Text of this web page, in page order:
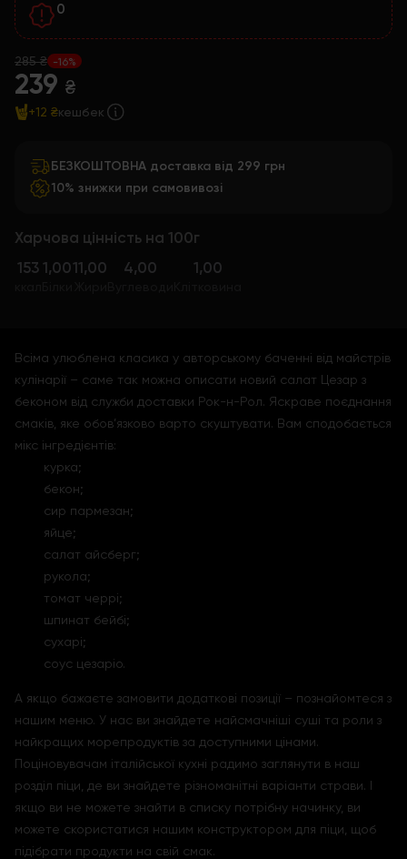
0
285 ₴ -16%
239 ₴
+12 ₴кешбек
БЕЗКОШТОВНА доставка від 299 грн
10% знижки при самовивозі
Харчова цінність на 100г
153 1,0011,00 4,00 1,00
Всіма улюблена класика у авторському баченні від майстрів
кулінарії – саме так можна описати новий салат Цезар з
беконом від служби доставки Рок-н-Рол. Яскраве поєднання
смаків, яке обов’язково варто скуштувати. Вам сподобається
мікс інгредієнтів:
курка;
бекон;
сир пармезан;
яйце;
салат айсберг;
рукола;
томат черрі;
шпинат бейбі;
сухарі;
соус цезаріо.
А якщо бажаєте замовити додаткові позиції – познайомтеся з
нашим меню. У нас ви знайдете найсмачніші суші та роли з
найкращих морепродуктів за доступними цінами.
Поціновувачам італійської кухні радимо заглянути в наш
розділ піци, де ви знайдете різноманітні варіанти страви. І
якщо ви не можете знайти в списку потрібну начинку, ви
можете скористатися нашим конструктором для піци, щоб
підібрати продукти на свій смак.